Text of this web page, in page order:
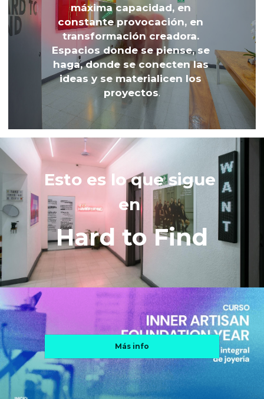
máxima capacidad, en
constante provocación, en
transformación creadora.
Espacios donde se piense, se
haga, donde se conecten las
ideas y se materialicen los
proyectos.
Esto es lo que sigue
en
Hard to Find
Más info